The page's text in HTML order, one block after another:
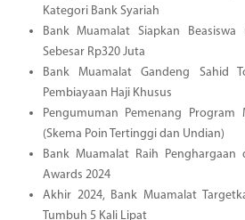
Kategori Bank Syariah
Bank Muamalat Siapkan
Sebesar Rp320 Juta
Bank Muamalat Gandeng Sahid
Pembiayaan Haji Khusus
Pengumuman Pemenang Program
(Skema Poin Tertinggi dan Undian)
Bank Muamalat Raih Penghargaan
Awards 2024
Akhir 2024, Bank Muamalat
Tumbuh 5 Kali Lipat